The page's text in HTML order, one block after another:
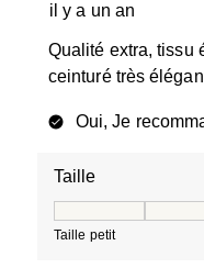
il y a un an
Qualité extra, tissu
ceinturé très
Oui, Je
Taille
Taille petit